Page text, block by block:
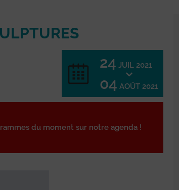
24 JUIL 2021
04 AOÛT 2021
du moment sur notre agenda !